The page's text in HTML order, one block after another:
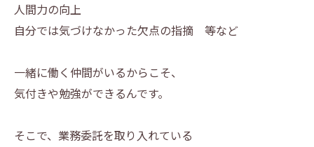
人間力の向上
自分では気づけなかった欠点の指摘 等など
一緒に働く仲間がいるからこそ、
気付きや勉強ができるんです。
そこで、業務委託を取り入れている